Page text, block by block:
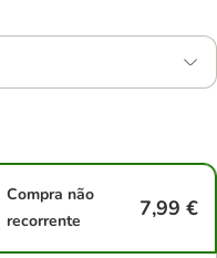
Compra não
recorrente
7,99 €